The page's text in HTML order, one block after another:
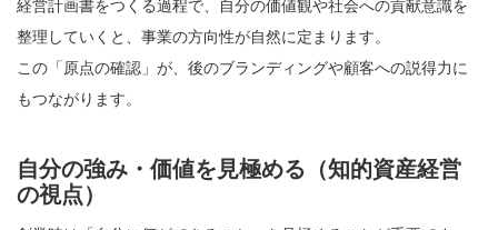
経営計画書をつくる過程で、自分の価値観や社会への貢献意識を
整理していくと、事業の方向性が自然に定まります。
この「原点の確認」が、後のブランディングや顧客への説得力に
もつながります。
自分の強み・価値を見極める（知的資産経営
の視点）